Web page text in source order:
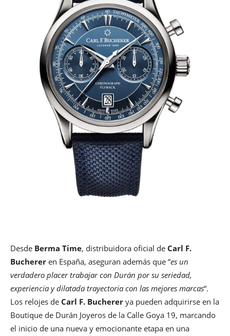
Desde Berma Time, distribuidora oficial de Carl F.
Bucherer en España, aseguran además que “es un
verdadero placer trabajar con Durán por su seriedad,
experiencia y dilatada trayectoria con las mejores marcas“.
Los relojes de Carl F. Bucherer ya pueden adquirirse en la
Boutique de Durán Joyeros de la Calle Goya 19, marcando
el inicio de una nueva y emocionante etapa en una